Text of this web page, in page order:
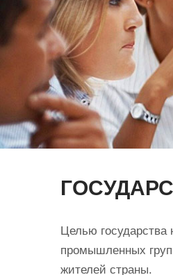
Целью государства
промышленных
жителей страны.